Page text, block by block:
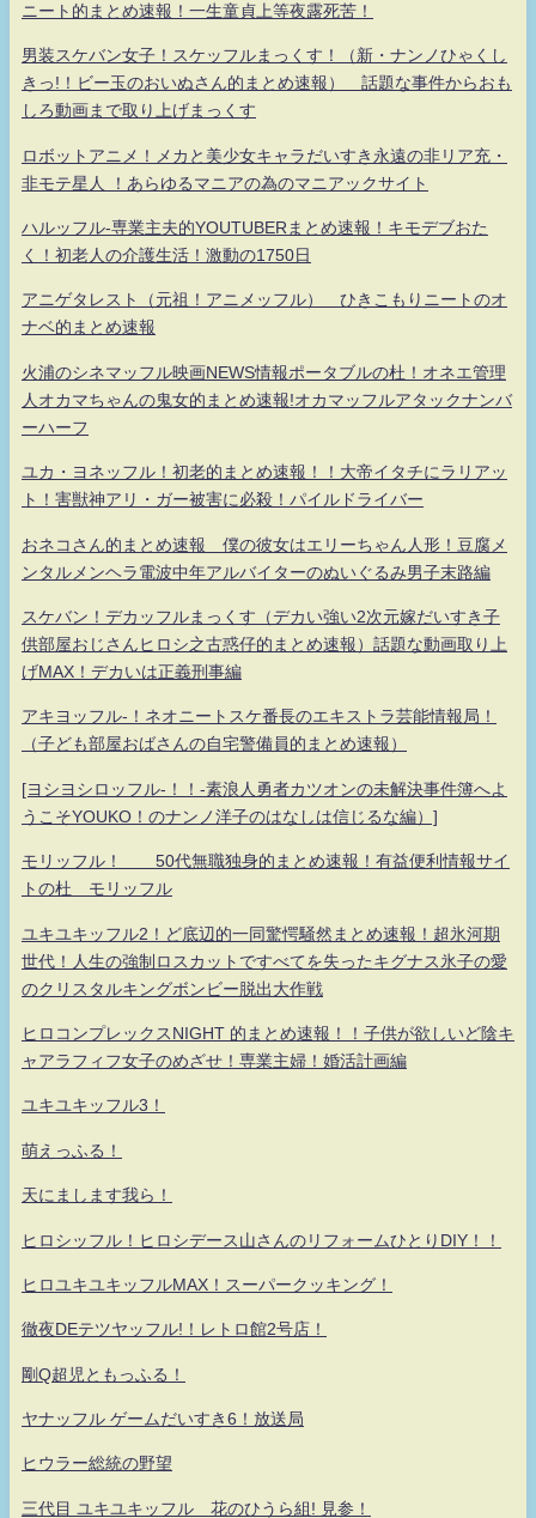
ニート的まとめ速報！一生童貞上等夜露死苦！
男装スケバン女子！スケッフルまっくす！（新・ナンノひゃくし
きっ!！ビー玉のおいぬさん的まとめ速報） 話題な事件からおも
しろ動画まで取り上げまっくす
ロボットアニメ！メカと美少女キャラだいすき永遠の非リア充・
非モテ星人 ！あらゆるマニアの為のマニアックサイト
ハルッフル-専業主夫的YOUTUBERまとめ速報！キモデブおた
く！初老人の介護生活！激動の1750日
アニゲタレスト（元祖！アニメッフル） ひきこもりニートのオ
ナベ的まとめ速報
火浦のシネマッフル映画NEWS情報ポータブルの杜！オネエ管理
人オカマちゃんの鬼女的まとめ速報!オカマッフルアタックナンバ
ーハーフ
ユカ・ヨネッフル！初老的まとめ速報！！大帝イタチにラリアッ
ト！害獣神アリ・ガー被害に必殺！パイルドライバー
おネコさん的まとめ速報 僕の彼女はエリーちゃん人形！豆腐メ
ンタルメンヘラ電波中年アルバイターのぬいぐるみ男子末路編
スケバン！デカッフルまっくす（デカい強い2次元嫁だいすき子
供部屋おじさんヒロシ之古惑仔的まとめ速報）話題な動画取り上
げMAX！デカいは正義刑事編
アキヨッフル-！ネオニートスケ番長のエキストラ芸能情報局！
（子ども部屋おばさんの自宅警備員的まとめ速報）
[ヨシヨシロッフル-！！-素浪人勇者カツオンの未解決事件簿へよ
うこそYOUKO！のナンノ洋子のはなしは信じるな編）]
モリッフル！ 50代無職独身的まとめ速報！有益便利情報サイ
トの杜 モリッフル
ユキユキッフル2！ど底辺的一同驚愕騒然まとめ速報！超氷河期
世代！人生の強制ロスカットですべてを失ったキグナス氷子の愛
のクリスタルキングボンビー脱出大作戦
ヒロコンプレックスNIGHT 的まとめ速報！！子供が欲しいど陰キ
ャアラフィフ女子のめざせ！専業主婦！婚活計画編
ユキユキッフル3！
萌えっふる！
天にまします我ら！
ヒロシッフル！ヒロシデース山さんのリフォームひとりDIY！！
ヒロユキユキッフルMAX！スーパークッキング！
徹夜DEテツヤッフル!！レトロ館2号店！
剛Q超児ともっふる！
ヤナッフル ゲームだいすき6！放送局
ヒウラー総統の野望
三代目 ユキユキッフル 花のひうら組! 見参！